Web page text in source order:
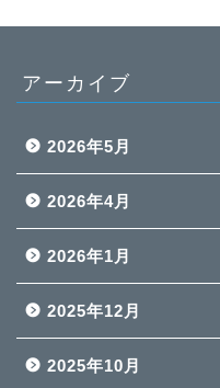
アーカイブ
2026年5月
2026年4月
2026年1月
2025年12月
2025年10月